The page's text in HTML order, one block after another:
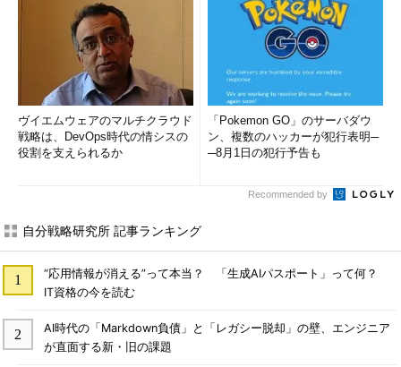
ヴイエムウェアのマルチクラウド
戦略は、DevOps時代の情シスの
役割を支えられるか
「Pokemon GO」のサーバダウ
ン、複数のハッカーが犯行表明─
─8月1日の犯行予告も
Recommended by
自分戦略研究所 記事ランキング
“応用情報が消える”って本当？ 「生成AIパスポート」って何？
IT資格の今を読む
AI時代の「Markdown負債」と「レガシー脱却」の壁、エンジニア
が直面する新・旧の課題